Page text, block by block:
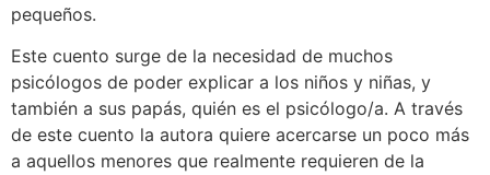
pequeños.
Este cuento surge de la necesidad de muchos
psicólogos de poder explicar a los niños y niñas, y
también a sus papás, quién es el psicólogo/a. A través
de este cuento la autora quiere acercarse un poco más
a aquellos menores que realmente requieren de la